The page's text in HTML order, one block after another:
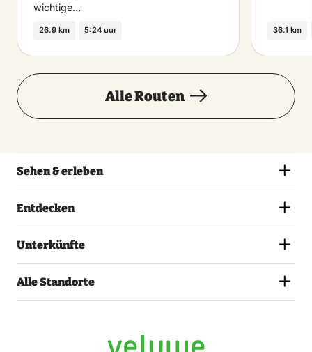
wichtige…
26.9 km 5:24 uur 36.1 km
Alle Routen
Sehen & erleben
Entdecken
Unterkünfte
Alle Standorte